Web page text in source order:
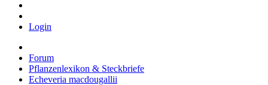
Login
Forum
Pflanzenlexikon & Steckbriefe
Echeveria macdougallii